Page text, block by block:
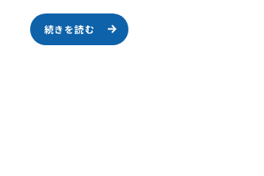
続きを読む